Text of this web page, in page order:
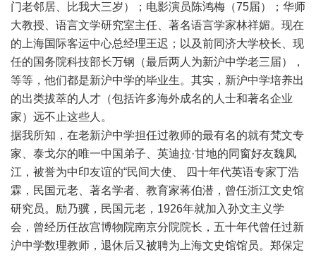
门老邻居、比我大三岁）；电影演员陈鸿梅（75届）；华师
大教授、语言文学研究室主任、著名语言学家林祥媚。现在
的上海国际客运中心总经理王迟；以及前同济大学校长、现
任的国务院科技部长万钢（最后两人为新沪中学老三届），
等等，他们都是新沪中学的毕业生。其实，新沪中学培养出
的出类拔萃的人才（包括许多海外成名的人士和著名企业
家）远不止这些人。
据我所知，在老新沪中学担任过教师的最有名的就有梵文专
家、泰戈尔的唯一中国弟子、英迪拉·甘地的同窗好友魏凤
江，被誉为中印友谊的“民间大使、 四十年代英语专家丁浩
霖，民国元老、著名学者、教育家蒋伯潜，曾任浙江文史馆
研究员。励乃骥，民国元老，1926年就加入孙文主义学
会，曾经历任故宫博物院南京分院院长，五十年代曾任过新
沪中学数理教师，退休后又被聘为上海文史馆馆员。郑保定